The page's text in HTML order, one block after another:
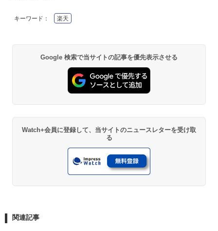
キーワード： 楽天
Google 検索で当サイトの記事を優先表示させる
Watch+会員に登録して、当サイトのニュースレターを受け取
る
関連記事